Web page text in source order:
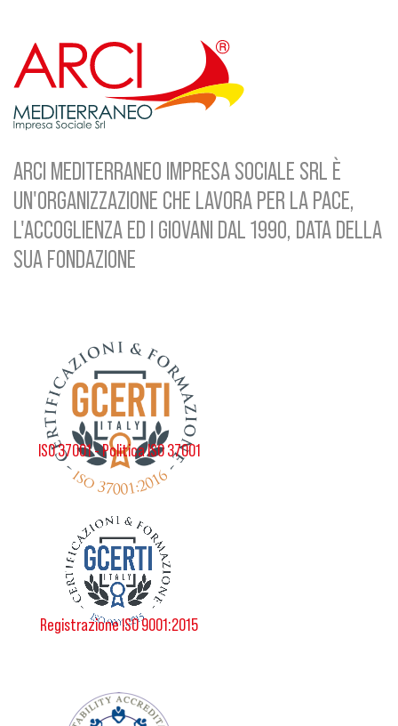
ARCI MEDITERRANEO IMPRESA SOCIALE SRL È
UN'ORGANIZZAZIONE CHE LAVORA PER LA PACE,
L'ACCOGLIENZA ED I GIOVANI DAL 1990, DATA DELLA
SUA FONDAZIONE
ISO 37001 - Politica ISO 37001
Registrazione ISO 9001:2015